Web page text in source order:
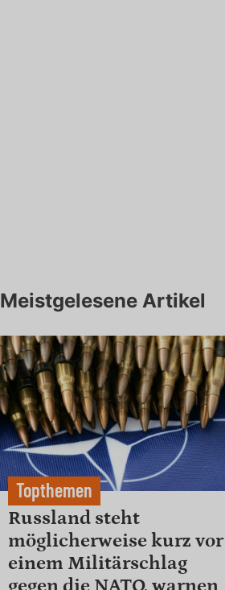
Meistgelesene Artikel
Topthemen
Russland steht
möglicherweise kurz vor
einem Militärschlag